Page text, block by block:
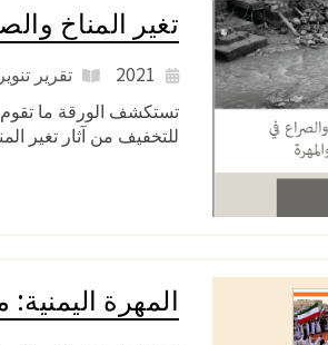
تغير المناخ
تقرير
تستكشف الورقة ما تقوم
للتخفيف من آثار تغير
المهرة